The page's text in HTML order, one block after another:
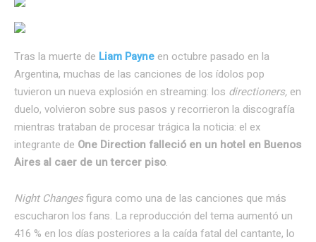
Tras la muerte de Liam Payne en octubre pasado en la
Argentina, muchas de las canciones de los ídolos pop
tuvieron un nueva explosión en streaming: los directioners, en
duelo, volvieron sobre sus pasos y recorrieron la discografía
mientras trataban de procesar trágica la noticia: el ex
integrante de One Direction falleció en un hotel en Buenos
Aires al caer de un tercer piso.
Night Changesfigura como una de las canciones que más
escucharon los fans. La reproducción del tema aumentó un
416 % en los días posteriores a la caída fatal del cantante, lo